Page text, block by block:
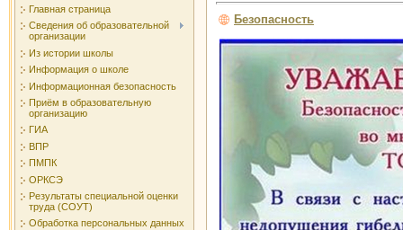
Главная страница
Сведения об образовательной
организации
Из истории школы
Информация о школе
Информационная безопасность
Приём в образовательную
организацию
ГИА
ВПР
ПМПК
ОРКСЭ
Результаты специальной оценки
труда (СОУТ)
Обработка персональных данных
Безопасность